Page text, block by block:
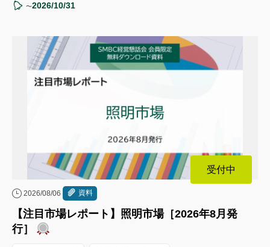
〜2026/10/31
受付中
2026/08/06 資料
【注目市場レポート】照明市場［2026年8月発
行］